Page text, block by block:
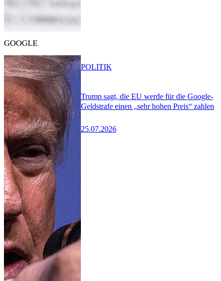
GOOGLE
Trump sagt, die EU werde für die Google-
Geldstrafe einen „sehr hohen Preis“ zahlen
25.07.2026
POLITIK